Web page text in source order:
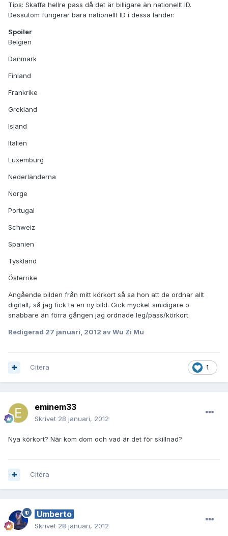
Tips: Skaffa hellre pass då det är billigare än nationellt ID.
Dessutom fungerar bara nationellt ID i dessa länder:
Spoiler
Belgien
Danmark
Finland
Frankrike
Grekland
Island
Italien
Luxemburg
Nederländerna
Norge
Portugal
Schweiz
Spanien
Tyskland
Österrike
Angående bilden från mitt körkort så sa hon att de ordnar allt
digitalt, så jag fick ta en ny bild. Gick mycket smidigare o
snabbare än förra gången jag ordnade leg/pass/körkort.
Redigerad 27 januari, 2012 av Wu Zi Mu
1
Citera
eminem33
Skrivet 28 januari, 2012
Nya körkort? När kom dom och vad är det för skillnad?
Citera
Umberto
Skrivet 28 januari, 2012